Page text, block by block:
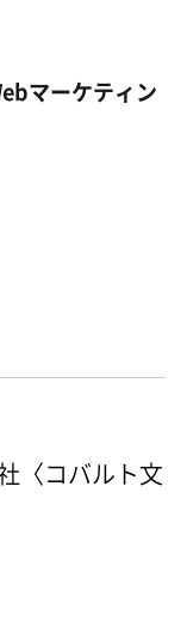
マーケティン
〈コバルト文